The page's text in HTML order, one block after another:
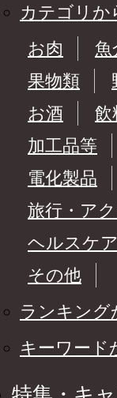
カテゴリか
お肉
魚
果物類
お酒
飲
加工品等
電化製品
旅行・ア
ヘルスケ
その他
ランキング
キーワード